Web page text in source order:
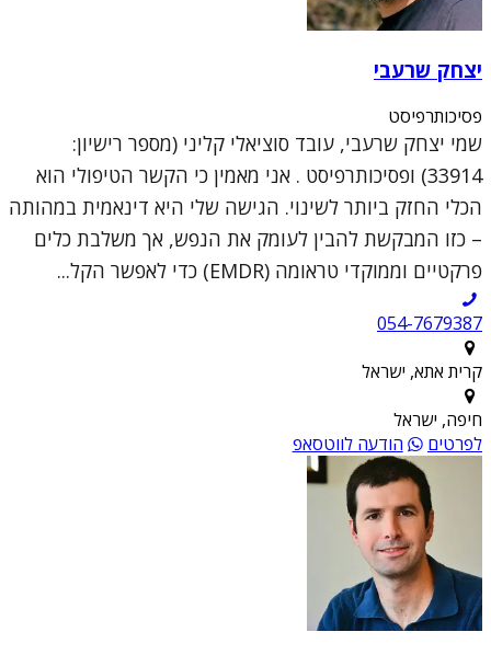
יצחק שרעבי
פסיכותרפיסט
שמי יצחק שרעבי, עובד סוציאלי קליני (מספר רישיון:
33914) ופסיכותרפיסט . אני מאמין כי הקשר הטיפולי הוא
הכלי החזק ביותר לשינוי. הגישה שלי היא דינאמית במהותה
– כזו המבקשת להבין לעומק את הנפש, אך משלבת כלים
פרקטיים וממוקדי טראומה (EMDR) כדי לאפשר הקל...
054-7679387
קרית אתא, ישראל
חיפה, ישראל
לפרטים
הודעה לווטסאפ